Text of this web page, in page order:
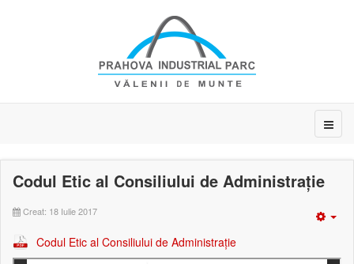
Codul Etic al Consiliului de Administrație
Creat: 18 Iulie 2017
Codul Etic al Consiliului de Administrație